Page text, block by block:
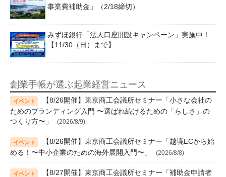
事業費補助金」（2/18締切）
みずほ銀行「法人口座開設キャンペーン」実施中！
【11/30（日）まで】
創業手帳が選ぶ起業経営ニュース
【8/26開催】東京商工会議所セミナー「小さな会社の
ためのブランディング入門 〜選ばれ続けるための「らしさ」の
つくり方〜」
(2026/8/9)
【8/26開催】東京商工会議所セミナー「越境ECから始
める！〜中小企業のための海外展開入門〜」
(2026/8/8)
【8/27開催】東京商工会議所セミナー「補助金申請者